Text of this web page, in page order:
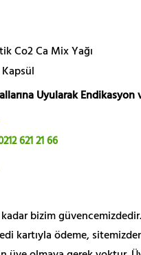
Co2 Ca Mix Yağı
Uyularak Endikasyon
621 21 66
kadar bizim güvencemizdedir.
kartıyla ödeme,